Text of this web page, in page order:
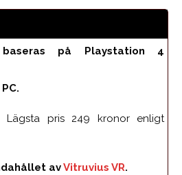
baseras på Playstation 4
Lägsta pris 249 kronor enligt
avVitruvius VR.